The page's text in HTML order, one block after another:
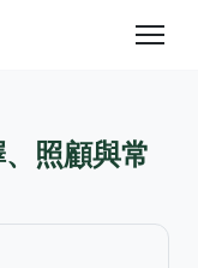
照顧與常